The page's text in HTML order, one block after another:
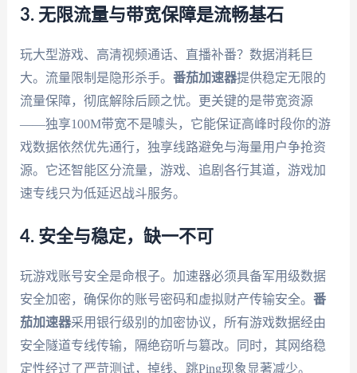
3. 无限流量与带宽保障是流畅基石
玩大型游戏、高清视频通话、直播补番？数据消耗巨
大。流量限制是隐形杀手。 番茄加速器提供稳定无限的
流量保障，彻底解除后顾之忧。更关键的是带宽资源
——独享100M带宽不是噱头，它能保证高峰时段你的游
戏数据依然优先通行，独享线路避免与海量用户争抢资
源。它还智能区分流量，游戏、追剧各行其道，游戏加
速专线只为低延迟战斗服务。
4. 安全与稳定，缺一不可
玩游戏账号安全是命根子。加速器必须具备军用级数据
安全加密，确保你的账号密码和虚拟财产传输安全。 番
茄加速器采用银行级别的加密协议，所有游戏数据经由
安全隧道专线传输，隔绝窃听与篡改。同时，其网络稳
定性经过了严苛测试，掉线、跳Ping现象显著减少。